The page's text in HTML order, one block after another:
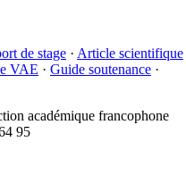
de stage · Article scientifique
VAE · Guide soutenance ·
académique francophone
95